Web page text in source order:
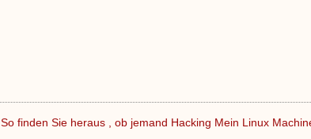
So finden Sie heraus , ob jemand Hacking Mein Linux